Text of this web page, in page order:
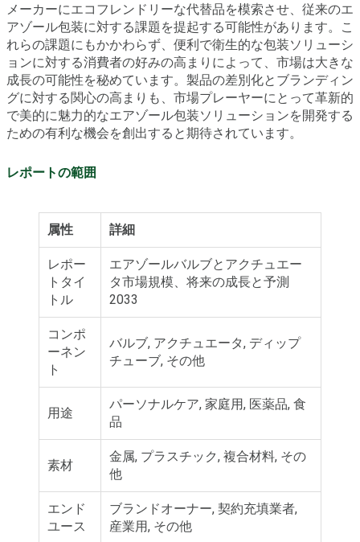
メーカーにエコフレンドリーな代替品を模索させ、従来のエ
アゾール包装に対する課題を提起する可能性があります。こ
れらの課題にもかかわらず、便利で衛生的な包装ソリューシ
ョンに対する消費者の好みの高まりによって、市場は大きな
成長の可能性を秘めています。製品の差別化とブランディン
グに対する関心の高まりも、市場プレーヤーにとって革新的
で美的に魅力的なエアゾール包装ソリューションを開発する
ための有利な機会を創出すると期待されています。
レポートの範囲
属性 詳細
レポー
トタイ
トル
エアゾールバルブとアクチュエー
タ市場規模、将来の成長と予測
2033
コンポ
ーネン
ト
バルブ, アクチュエータ, ディップ
チューブ, その他
用途
パーソナルケア, 家庭用, 医薬品, 食
品
素材
金属, プラスチック, 複合材料, その
他
エンド
ユース
ブランドオーナー, 契約充填業者,
産業用, その他